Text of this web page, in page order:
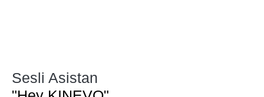
Sesli Asistan